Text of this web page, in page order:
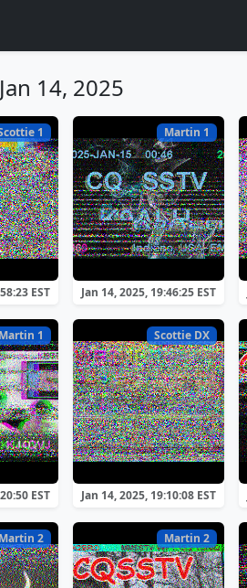
14, 2025
1
EST
Martin 1
Jan 14, 2025, 19:46:25 EST
Martin 1
EST
Scottie DX
Jan 14, 2025, 19:10:08 EST
Martin 2 Martin 2